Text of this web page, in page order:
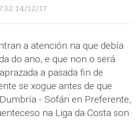
14/12/17
a atención na que debía
do ano, e que non o será
a pasada fin de
se xogue antes de que
- Sofán en Preferente,
na Liga da Costa son